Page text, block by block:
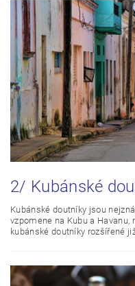
2/ Kubánské
Kubánské doutníky jsou
vzpomene na Kubu a Havanu,
kubánské doutníky rozšířené